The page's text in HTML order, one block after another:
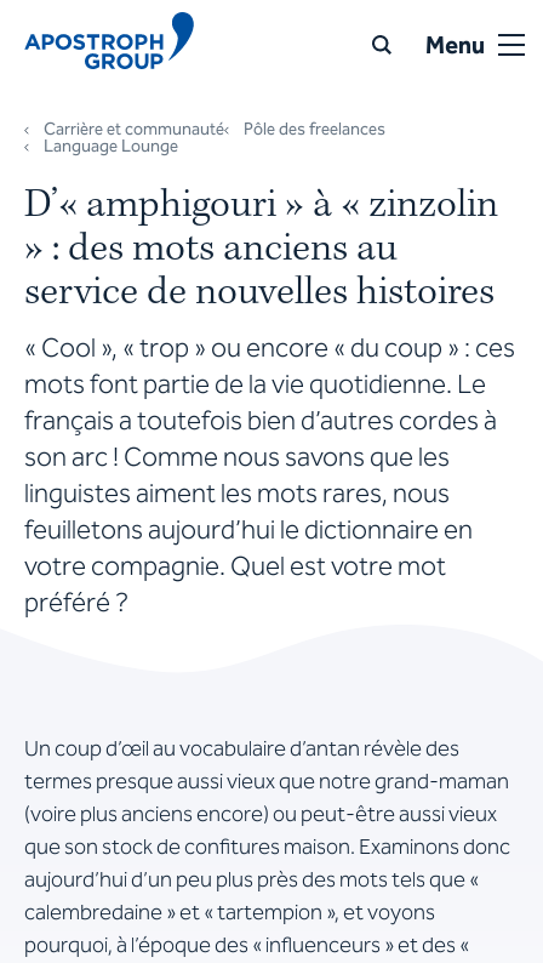
Menu
Carrière et communauté
Pôle des freelances
Language Lounge
D’« amphigouri » à « zinzolin
» : des mots anciens au
service de nouvelles histoires
« Cool », « trop » ou encore « du coup » : ces
mots font partie de la vie quotidienne. Le
français a toutefois bien d’autres cordes à
son arc ! Comme nous savons que les
linguistes aiment les mots rares, nous
feuilletons aujourd’hui le dictionnaire en
votre compagnie. Quel est votre mot
préféré ?
Un coup d’œil au vocabulaire d’antan révèle des
termes presque aussi vieux que notre grand-maman
(voire plus anciens encore) ou peut-être aussi vieux
que son stock de confitures maison. Examinons donc
aujourd’hui d’un peu plus près des mots tels que «
calembredaine » et « tartempion », et voyons
pourquoi, à l’époque des « influenceurs » et des «